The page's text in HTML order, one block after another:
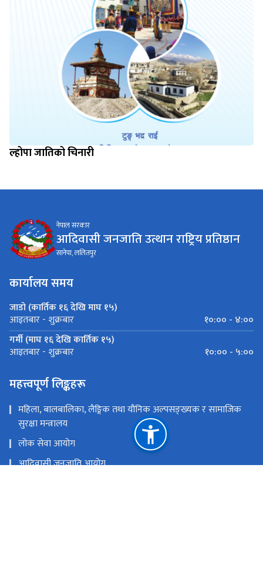
ल्होपा जातिको चिनारी
नेपाल सरकार
आदिवासी जनजाति उत्थान राष्ट्रिय प्रतिष्ठान
सानेपा, ललितपुर
कार्यालय समय
जाडो (कार्तिक १६ देखि माघ १५)
आइतबार - शुक्रबार
१०:०० - ४:००
गर्मी (माघ १६ देखि कार्तिक १५)
आइतबार - शुक्रबार १०:०० - ५:००
महत्त्वपूर्ण लिङ्कहरू
महिला, बालबालिका, लैङ्गिक तथा यौनिक अल्पसङ्ख्यक र सामाजिक
सुरक्षा मन्त्रालय
लोक सेवा आयोग
आदिवासी जनजाति आयोग